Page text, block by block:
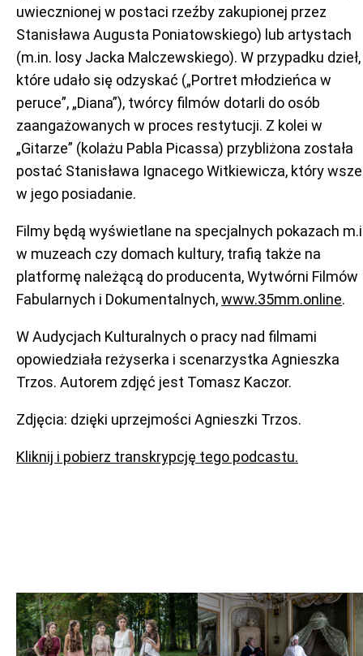
uwiecznionej w postaci rzeźby zakupionej przez
Stanisława Augusta Poniatowskiego) lub artystach
(m.in. losy Jacka Malczewskiego). W przypadku dzieł,
które udało się odzyskać („Portret młodzieńca w
peruce”, „Diana”), twórcy filmów dotarli do osób
zaangażowanych w proces restytucji. Z kolei w
„Gitarze” (kolażu Pabla Picassa) przybliżona została
postać Stanisława Ignacego Witkiewicza, który
w jego posiadanie.
Filmy będą wyświetlane na specjalnych pokazach
w muzeach czy domach kultury, trafią także na
platformę należącą do producenta, Wytwórni Filmów
Fabularnych i Dokumentalnych,www.35mm.online.
W Audycjach Kulturalnych o pracy nad filmami
opowiedziała reżyserka i scenarzystka Agnieszka
Trzos. Autorem zdjęć jest Tomasz Kaczor.
Zdjęcia: dzięki uprzejmości Agnieszki Trzos.
Kliknij i pobierz transkrypcję tego podcastu.